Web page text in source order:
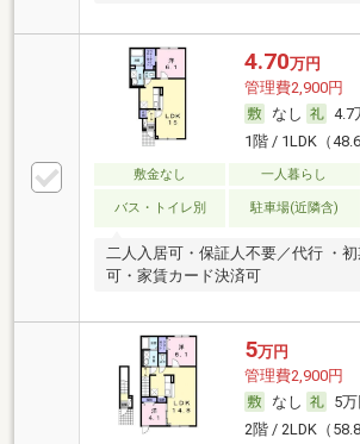
4.70万円
管理費2,900円
なし
4.7
1階 / 1LDK（
敷金なし 一人暮らし
バス・トイレ別 駐車場(近隣含)
二人入居可・保証人不要／代行 ・
可・家賃カード決済可
5万円
管理費2,900円
なし
5万
2階 / 2LDK（